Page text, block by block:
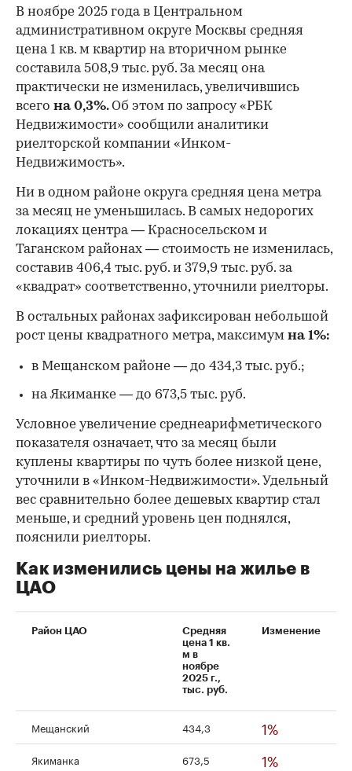
В ноябре 2025 года в Центральном
административном округе Москвы средняя
цена 1 кв. м квартир на вторичном рынке
составила 508,9 тыс. руб. За месяц она
практически не изменилась, увеличившись
всего на 0,3%.Об этом по запросу «РБК
Недвижимости» сообщили аналитики
риелторской компании «Инком-
Недвижимость».
Ни в одном районе округа средняя цена метра
за месяц не уменьшилась. В самых недорогих
локациях центра — Красносельском и
Таганском районах — стоимость не изменилась,
составив 406,4 тыс. руб. и 379,9 тыс. руб. за
«квадрат» соответственно, уточнили риелторы.
В остальных районах зафиксирован небольшой
рост цены квадратного метра, максимум на 1%:
00:00 / 00:00
в Мещанском районе — до 434,3 тыс. руб.;
на Якиманке — до 673,5 тыс. руб.
Условное увеличение среднеарифметического
показателя означает, что за месяц были
куплены квартиры по чуть более низкой цене,
уточнили в «Инком-Недвижимости». Удельный
вес сравнительно более дешевых квартир стал
меньше, и средний уровень цен поднялся,
пояснили риелторы.
Как изменились цены на жилье в
ЦАО
Район ЦАО
Средняя
цена 1 кв.
м в
ноябре
2025 г.,
тыс. руб.
Изменение
Мещанский 434,3 1%
Якиманка 673,5 1%